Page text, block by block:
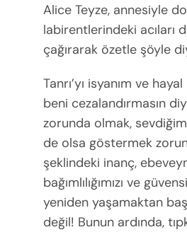
Alice Teyze, annesiyle
labirentlerindeki acıları
çağırarak özetle şöyle
Tanrı’yı isyanım ve hayal
beni cezalandırmasın
zorunda olmak,
de olsa göstermek
şeklindeki inanç,
bağımlılığımızı ve
yeniden yaşamaktan
değil! Bunun ardında,